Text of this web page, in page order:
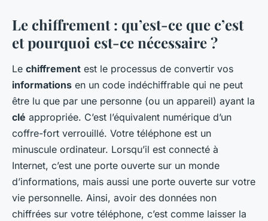
Le chiffrement : qu’est-ce que c’est
et pourquoi est-ce nécessaire ?
Le chiffrement est le processus de convertir vos
informations en un code indéchiffrable qui ne peut
être lu que par une personne (ou un appareil) ayant la
clé appropriée. C’est l’équivalent numérique d’un
coffre-fort verrouillé. Votre téléphone est un
minuscule ordinateur. Lorsqu’il est connecté à
Internet, c’est une porte ouverte sur un monde
d’informations, mais aussi une porte ouverte sur votre
vie personnelle. Ainsi, avoir des données non
chiffrées sur votre téléphone, c’est comme laisser la